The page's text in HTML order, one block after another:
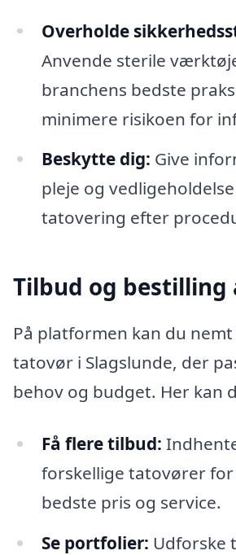
Overholde
Anvende sterile
branchens bedste
minimere risikoen for
Beskytte dig: Give
pleje og
tatovering efter
Tilbud og bestilling
På platformen kan du
tatovør i Slagslunde, der
behov og budget. Her kan
Få flere tilbud:
forskellige tatovører
bedste pris og service.
Se portfolier: Udforske